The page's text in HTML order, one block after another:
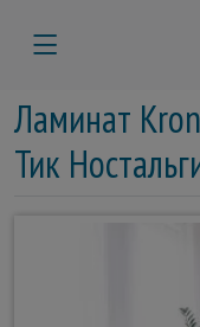
Ламинат
Тик